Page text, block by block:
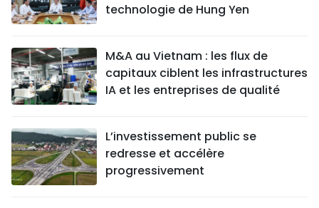
technologie de Hung Yen
M&A au Vietnam : les flux de
capitaux ciblent les infrastructures
IA et les entreprises de qualité
L’investissement public se
redresse et accélère
progressivement